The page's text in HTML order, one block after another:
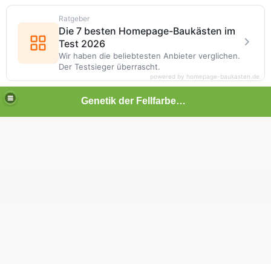
Genetik der Fellfarben beim Hund
Ratgeber
Die 7 besten Homepage-Baukästen im
Test 2026
Wir haben die beliebtesten Anbieter verglichen.
Der Testsieger überrascht.
powered by homepage-baukasten.de